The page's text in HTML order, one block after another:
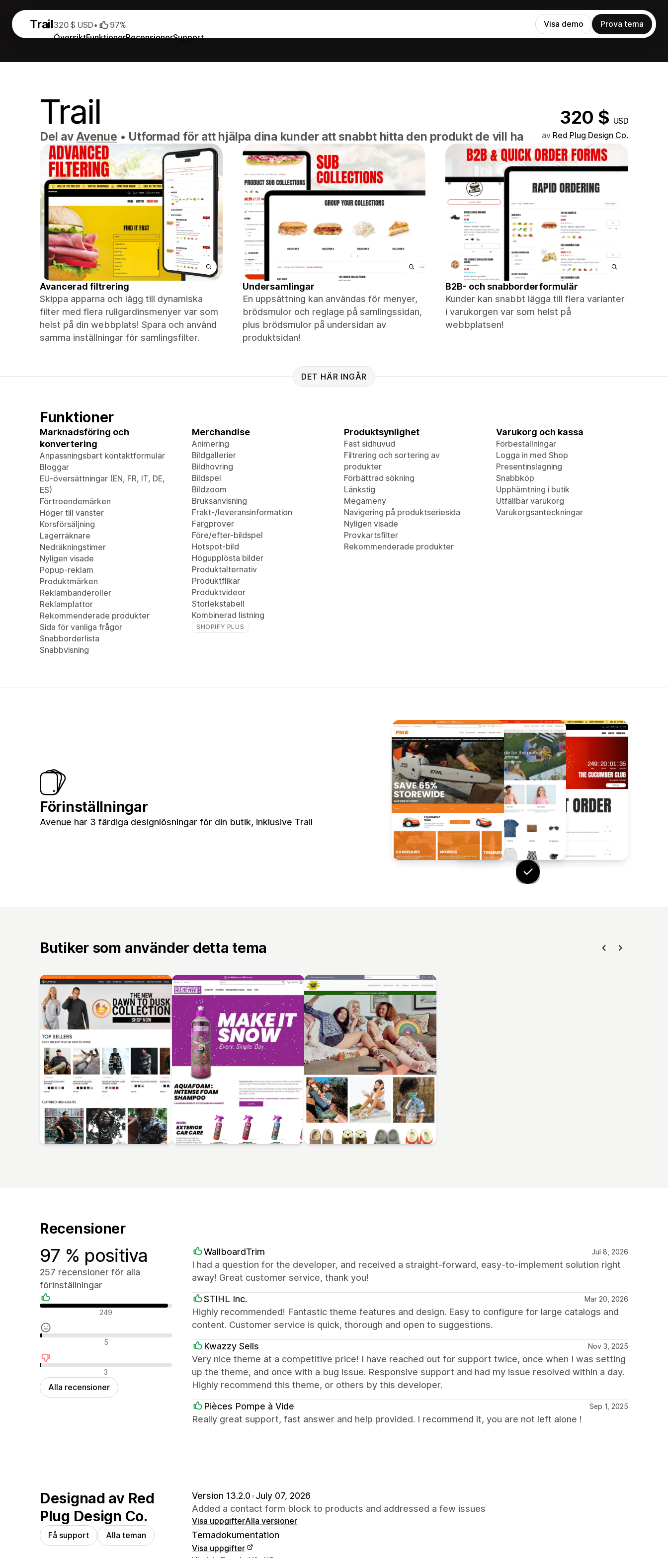
Trail
ÖversiktFunktionerRecensionerSupport
320 $ USD• 97% Visa demo Prova tema
Trail 320 $ USD
Del avAvenue • Utformad för att hjälpa dina kunder att snabbt hitta den produkt de vill ha av Red Plug Design Co.
Avancerad filtrering
Skippa apparna och lägg till dynamiska
filter med flera rullgardinsmenyer var som
helst på din webbplats! Spara och använd
samma inställningar för samlingsfilter.
Undersamlingar
En uppsättning kan användas för menyer,
brödsmulor och reglage på samlingssidan,
plus brödsmulor på undersidan av
produktsidan!
B2B- och snabborderformulär
Kunder kan snabbt lägga till flera varianter
i varukorgen var som helst på
webbplatsen!
DET HÄR INGÅR
Funktioner
Marknadsföring och
konvertering
Anpassningsbart kontaktformulär
Bloggar
EU-översättningar (EN, FR, IT, DE,
ES)
Förtroendemärken
Höger till vänster
Korsförsäljning
Lagerräknare
Nedräkningstimer
Nyligen visade
Popup-reklam
Produktmärken
Reklambanderoller
Reklamplattor
Rekommenderade produkter
Sida för vanliga frågor
Snabborderlista
Snabbvisning
Merchandise
Animering
Bildgallerier
Bildhovring
Bildspel
Bildzoom
Bruksanvisning
Frakt-/leveransinformation
Färgprover
Före/efter-bildspel
Hotspot-bild
Högupplösta bilder
Produktalternativ
Produktflikar
Produktvideor
Storlekstabell
Kombinerad listning
SHOPIFY PLUS
Produktsynlighet
Fast sidhuvud
Filtrering och sortering av
produkter
Förbättrad sökning
Länkstig
Megameny
Navigering på produktseriesida
Nyligen visade
Provkartsfilter
Rekommenderade produkter
Varukorg och kassa
Förbeställningar
Logga in med Shop
Presentinslagning
Snabbköp
Upphämtning i butik
Utfällbar varukorg
Varukorgsanteckningar
Förinställningar
Avenue har 3 färdiga designlösningar för din butik, inklusive Trail
Butiker som använder detta tema
Recensioner
97 % positiva
257 recensioner för alla
förinställningar
Positiva recensioner
249
Neutrala recensioner
5
Negativa recensioner
3
Alla recensioner
WallboardTrim Jul 8, 2026
I had a question for the developer, and received a straight-forward, easy-to-implement solution right
away! Great customer service, thank you!
STIHL Inc. Mar 20, 2026
Highly recommended! Fantastic theme features and design. Easy to configure for large catalogs and
content. Customer service is quick, thorough and open to suggestions.
Kwazzy Sells Nov 3, 2025
Very nice theme at a competitive price! I have reached out for support twice, once when I was setting
up the theme, and once with a bug issue. Responsive support and had my issue resolved within a day.
Highly recommend this theme, or others by this developer.
Pièces Pompe à Vide Sep 1, 2025
Really great support, fast answer and help provided. I recommend it, you are not left alone !
Designad av Red
Plug Design Co.
Få support Alla teman
Version 13.2.0•July 07, 2026
Added a contact form block to products and addressed a few issues
Visa uppgifterAlla versioner
Temadokumentation
Visa uppgifter